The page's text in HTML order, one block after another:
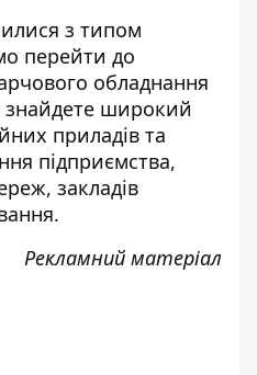
з типом
перейти до
обладнання
знайдете широкий
приладів та
підприємства,
закладів
Рекламний матеріал